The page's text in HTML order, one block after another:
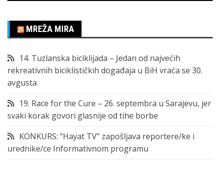
MREŽA MIRA
14. Tuzlanska biciklijada – Jedan od najvećih
rekreativnih biciklističkih događaja u BiH vraća se 30.
avgusta
19. Race for the Cure – 26. septembra u Sarajevu, jer
svaki korak govori glasnije od tihe borbe
KONKURS: “Hayat TV” zapošljava reportere/ke i
urednike/ce Informativnom programu